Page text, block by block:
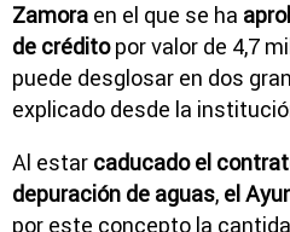
Zamora en el que se ha
de créditopor valor de 4,7
puede desglosar en dos
explicado desde la
Al estar caducado el
depuración de aguas, el
por este concepto la